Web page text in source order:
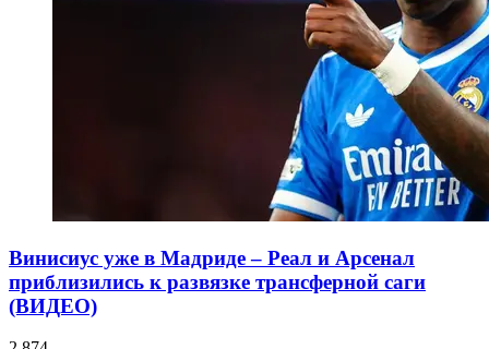
Винисиус уже в Мадриде – Реал и Арсенал
приблизились к развязке трансферной саги
(ВИДЕО)